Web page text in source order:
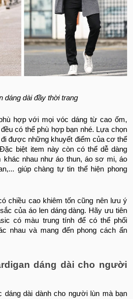
dáng dài đầy thời trang
hợp với mọi vóc dáng từ cao ốm,
có thể phù hợp bạn nhé. Lựa chọn
được những khuyết điểm của cơ thể
biệt item này còn có thể dễ dàng
khác nhau như áo thun, áo sơ mi, áo
giúp chàng tự tin thể hiện phong
chiều cao khiêm tốn cũng nên lưu ý
của áo len dáng dàng. Hãy ưu tiên
có màu trung tính để có thể phối
nhau và mang đến phong cách ấn
dáng dài cho người
dáng dài dành cho người lùn mà bạn